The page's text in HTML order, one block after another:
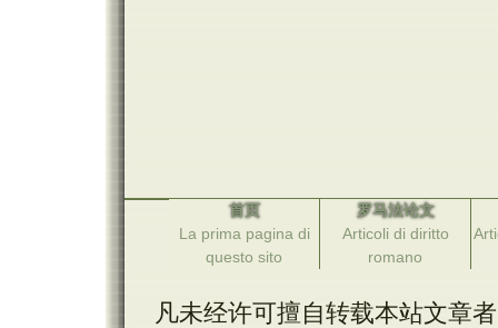
首页
La prima pagina di
questo sito
罗马法论文
Articoli di diritto
romano
凡未经许可擅自转载本站文章